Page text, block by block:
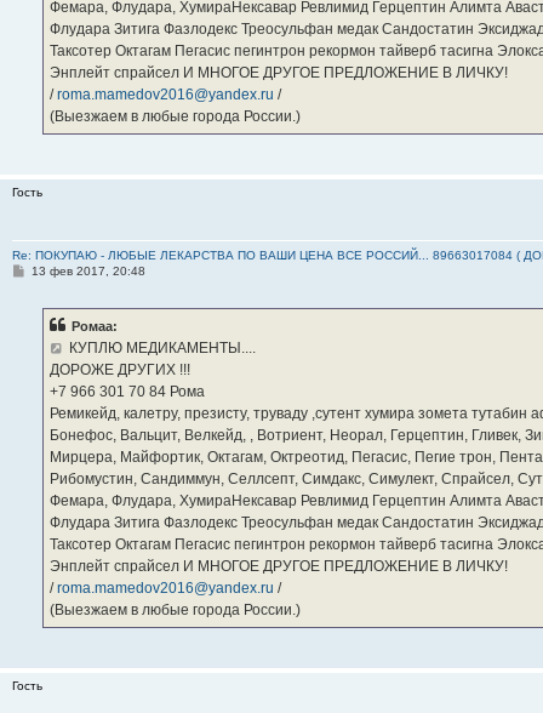
Фемара, Флудара, ХумираНексавар Ревлимид Герцептин Алимта
Флудара Зитига Фазлодекс Треосульфан медак Сандостатин
Таксотер Октагам Пегасис пегинтрон рекормон тайверб тасигна
Энплейт спрайсел И МНОГОЕ ДРУГОЕ ПРЕДЛОЖЕНИЕ В ЛИЧКУ!
/roma.mamedov2016@yandex.ru /
(Выезжаем в любые города России.)
Гость
Re: ПОКУПАЮ - ЛЮБЫЕ ЛЕКАРСТВА ПО ВАШИ ЦЕНА ВСЕ РОССИЙ... 89663017084 (
С13 фев 2017, 20:48
Ромаа:
КУПЛЮ МЕДИКАМЕНТЫ....
ДОРОЖЕ ДРУГИХ !!!
‪+7 966 301 70 84‬ Рома
Ремикейд, калетру, презисту, труваду ,сутент хумира зомета
Бонефос, Вальцит, Велкейд, , Вотриент, Неорал, Герцептин, Гливек,
Мирцера, Майфортик, Октагам, Октреотид, Пегасис, Пегие трон,
Рибомустин, Сандиммун, Селлсепт, Симдакс, Симулект, Спрайсел,
Фемара, Флудара, ХумираНексавар Ревлимид Герцептин Алимта
Флудара Зитига Фазлодекс Треосульфан медак Сандостатин
Таксотер Октагам Пегасис пегинтрон рекормон тайверб тасигна
Энплейт спрайсел И МНОГОЕ ДРУГОЕ ПРЕДЛОЖЕНИЕ В ЛИЧКУ!
/roma.mamedov2016@yandex.ru /
(Выезжаем в любые города России.)
Гость